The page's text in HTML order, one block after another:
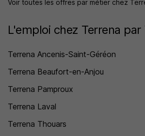
Voir toutes les offres par métier chez
L'emploi chez Terrena par
Terrena Ancenis-Saint-Géréon
Terrena Beaufort-en-Anjou
Terrena Pamproux
Terrena Laval
Terrena Thouars